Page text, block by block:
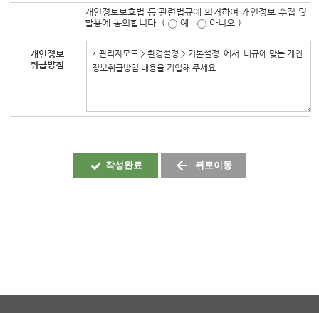
개인정보
취급방침
개인정보보호법 등 관련법규에 의거하여 개인정보 수집 및
활용에 동의합니다. (
예 아니오 )
작성완료 뒤로이동